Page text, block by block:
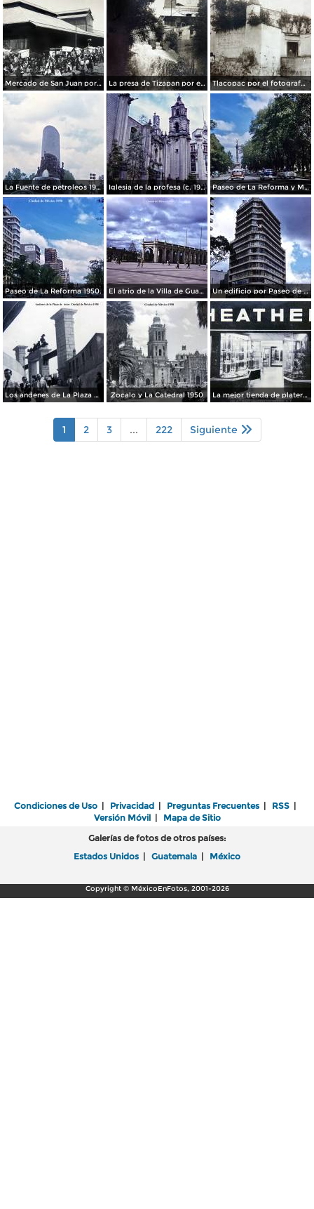
Mercado de San Juan por el fotografo Felix Miret La presa de Tizapan por el fotografo Fernando Kososky. ( Circulada el 22 de Diembre de 1910 ). Tlacopac por el fotografo Hugo Brehme.
La Fuente de petroleos 1950. Iglesia de la profesa (c. 1950) Paseo de La Reforma y Mto a La Independencia 1950
Paseo de La Reforma 1950. El atrio de la Villa de Guadalupe 1950. Un edificio por Paseo de La Reforma 1950
Los andenes de La Plaza de toros Ciudad de México 1950 Zocalo y La Catedral 1950 La mejor tienda de plateria.
1 2 3 ... 222 Siguiente
Condiciones de Uso | Privacidad | Preguntas Frecuentes | RSS |
Versión Móvil| Mapa de Sitio
Galerías de fotos de otros países:
Estados Unidos | Guatemala | México
Copyright © MéxicoEnFotos, 2001-2026